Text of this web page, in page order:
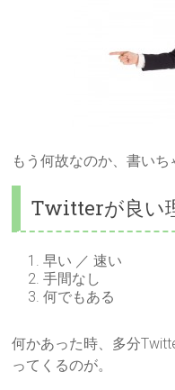
もう何故なのか、書いち
Twitterが良い
早い ／ 速い
手間なし
何でもある
何かあった時、多分
ってくるのが。